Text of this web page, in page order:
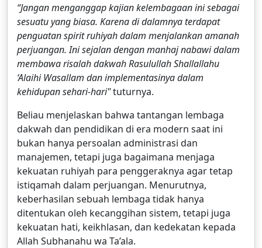
“Jangan menganggap kajian kelembagaan ini sebagai
sesuatu yang biasa. Karena di dalamnya terdapat
penguatan spirit ruhiyah dalam menjalankan amanah
perjuangan. Ini sejalan dengan manhaj nabawi dalam
membawa risalah dakwah Rasulullah Shallallahu
‘Alaihi Wasallam dan implementasinya dalam
kehidupan sehari-hari"tuturnya.
Beliau menjelaskan bahwa tantangan lembaga
dakwah dan pendidikan di era modern saat ini
bukan hanya persoalan administrasi dan
manajemen, tetapi juga bagaimana menjaga
kekuatan ruhiyah para penggeraknya agar tetap
istiqamah dalam perjuangan. Menurutnya,
keberhasilan sebuah lembaga tidak hanya
ditentukan oleh kecanggihan sistem, tetapi juga
kekuatan hati, keikhlasan, dan kedekatan kepada
Allah Subhanahu wa Ta’ala.